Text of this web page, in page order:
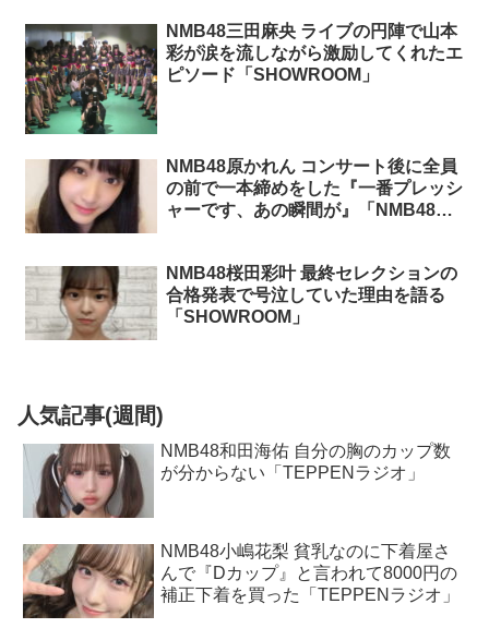
NMB48三田麻央 ライブの円陣で山本
彩が涙を流しながら激励してくれたエ
ピソード「SHOWROOM」
NMB48原かれん コンサート後に全員
の前で一本締めをした『一番プレッシ
ャーです、あの瞬間が』「NMB48の
NMB48桜田彩叶 最終セレクションの
合格発表で号泣していた理由を語る
「SHOWROOM」
人気記事(週間)
NMB48和田海佑 自分の胸のカップ数
が分からない「TEPPENラジオ」
NMB48小嶋花梨 貧乳なのに下着屋さ
んで『Dカップ』と言われて8000円の
補正下着を買った「TEPPENラジオ」